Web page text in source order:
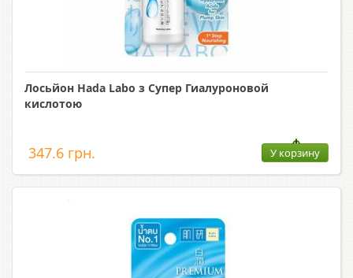
Лосьйон Hada Labo з Супер Гиалуроновой
кислотою
347.6 грн. У корзину